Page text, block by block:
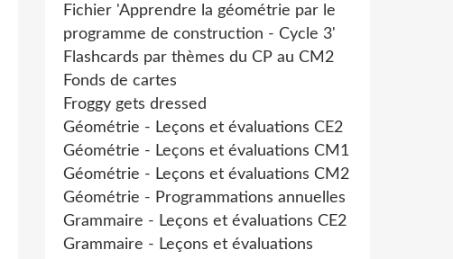
Fichier 'Apprendre la géométrie par le
programme de construction - Cycle 3'
Flashcards par thèmes du CP au CM2
Fonds de cartes
Froggy gets dressed
Géométrie - Leçons et évaluations CE2
Géométrie - Leçons et évaluations CM1
Géométrie - Leçons et évaluations CM2
Géométrie - Programmations annuelles
Grammaire - Leçons et évaluations CE2
Grammaire - Leçons et évaluations